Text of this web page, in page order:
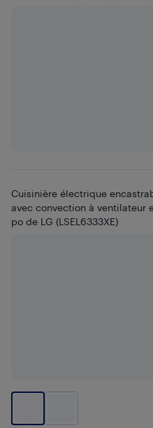
Cuisinière électrique
avec convection à ventilateur
po de LG (LSEL6333XE)